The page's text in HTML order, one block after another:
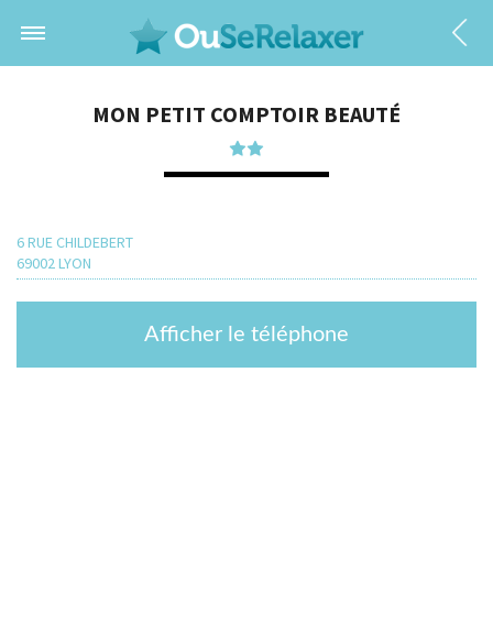
MON PETIT COMPTOIR BEAUTÉ
6 RUE CHILDEBERT
69002 LYON
Afficher le téléphone